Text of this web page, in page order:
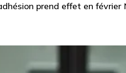
prend effet en